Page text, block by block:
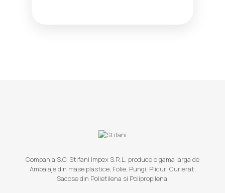
Compania S.C. Stifani Impex S.R.L. produce o gama larga de
Ambalaje din mase plastice; Folie, Pungi, Plicuri Curierat,
Sacose din Polietilena si Polipropilena.